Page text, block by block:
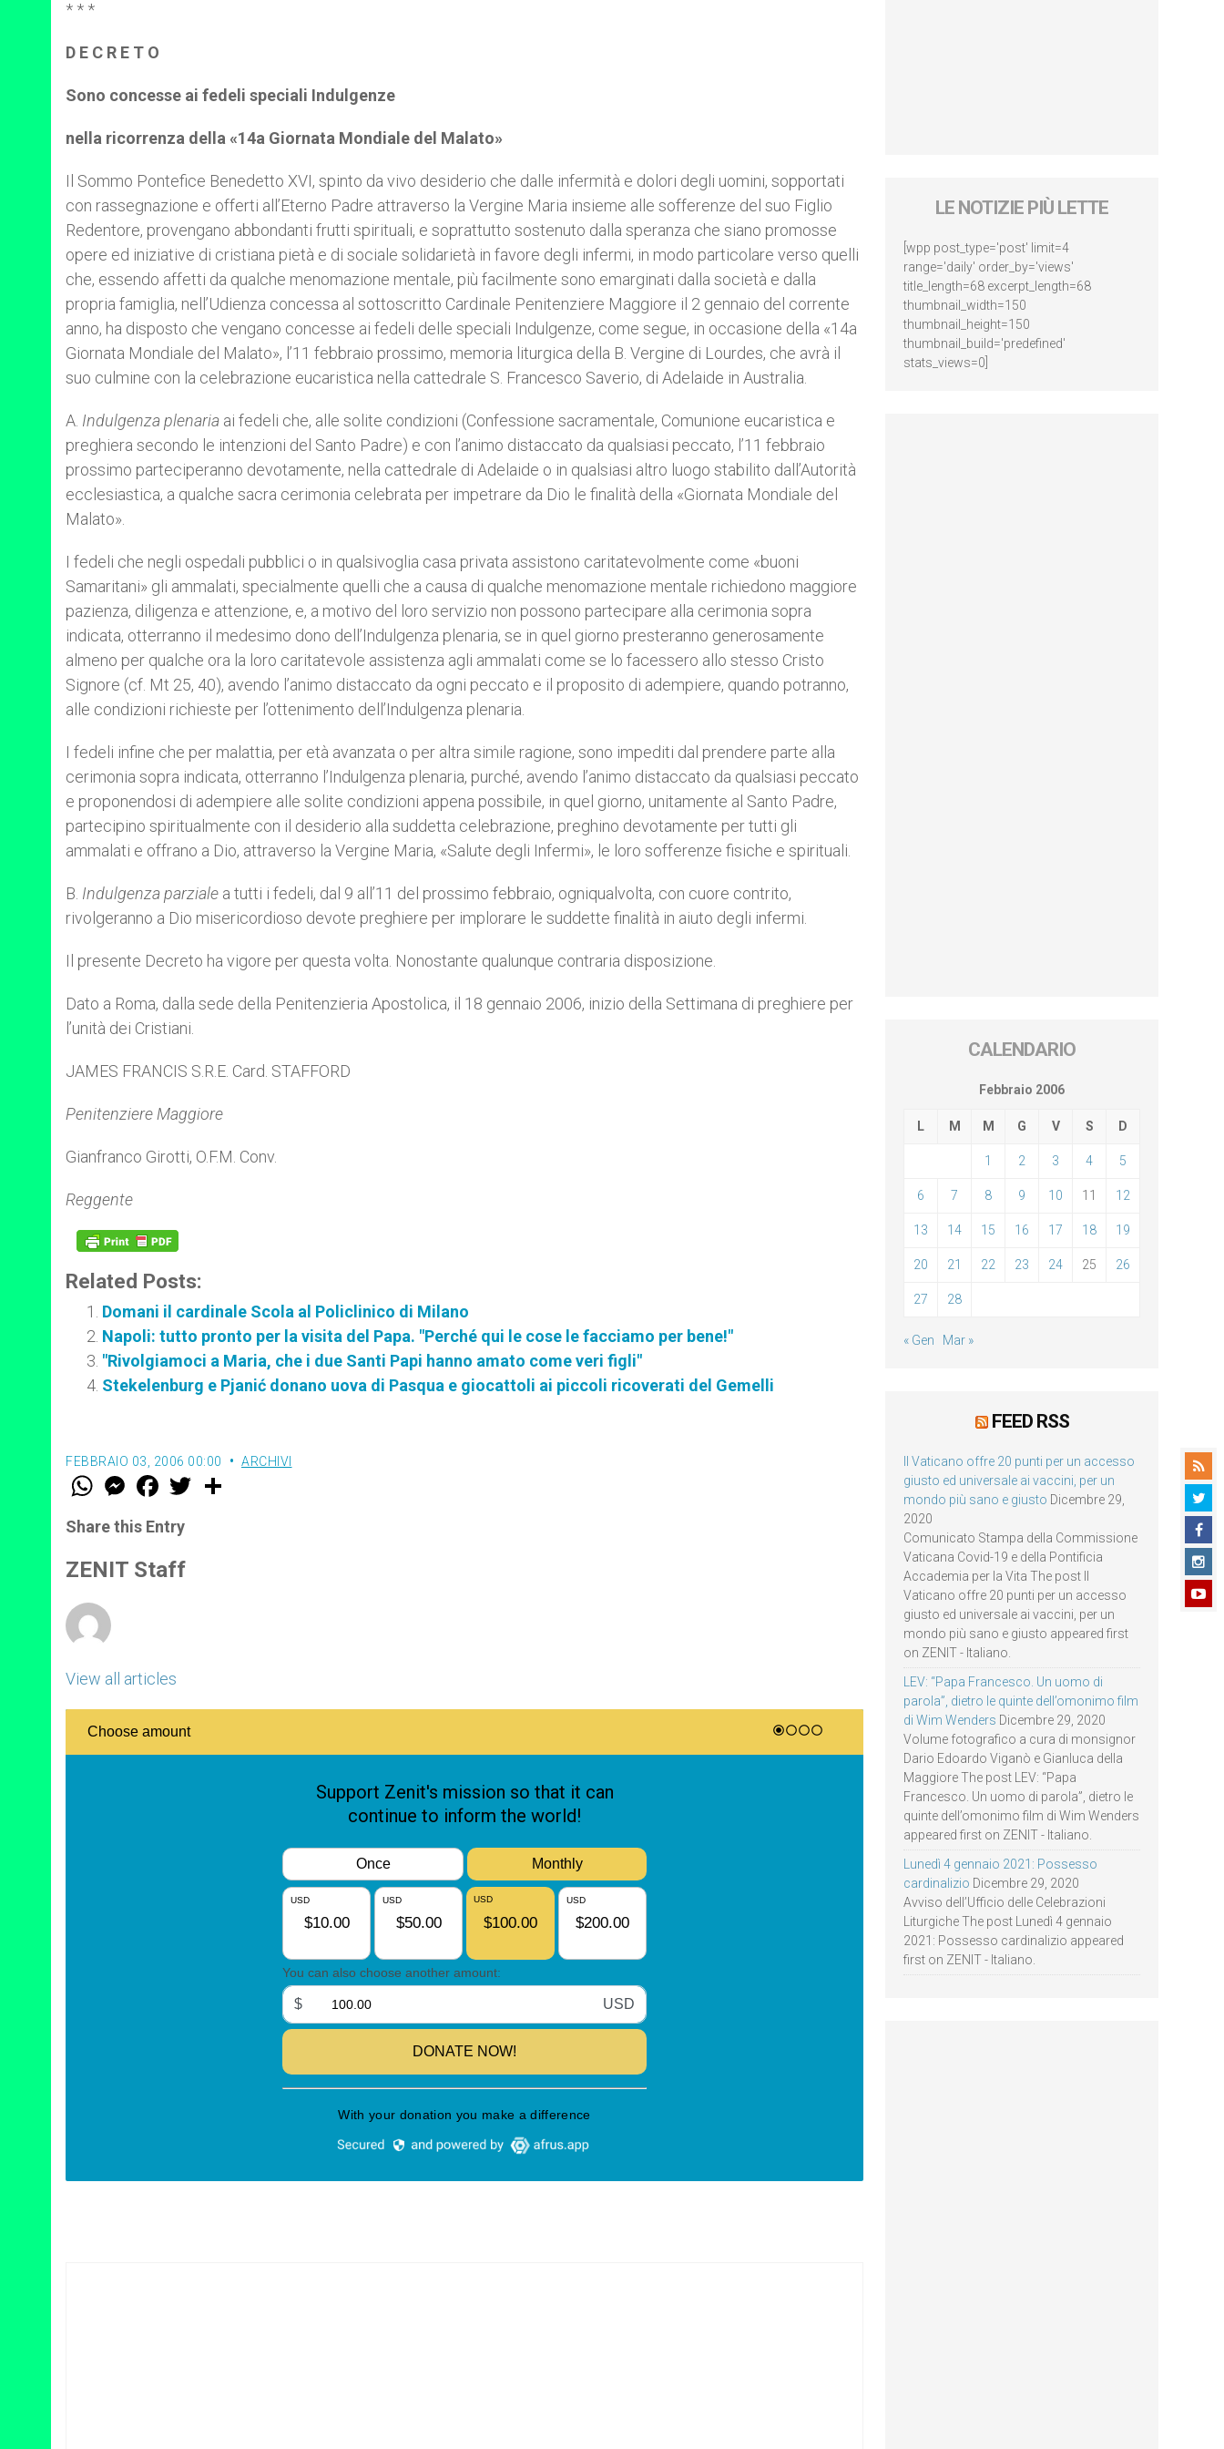
* * *
D E C R E T O
Sono concesse ai fedeli speciali Indulgenze
nella ricorrenza della «14a Giornata Mondiale del Malato»
Il Sommo Pontefice Benedetto XVI, spinto da vivo desiderio che dalle infermità e dolori degli uomini, sopportati
con rassegnazione e offerti all’Eterno Padre attraverso la Vergine Maria insieme alle sofferenze del suo Figlio
Redentore, provengano abbondanti frutti spirituali, e soprattutto sostenuto dalla speranza che siano promosse
opere ed iniziative di cristiana pietà e di sociale solidarietà in favore degli infermi, in modo particolare verso quelli
che, essendo affetti da qualche menomazione mentale, più facilmente sono emarginati dalla società e dalla
propria famiglia, nell’Udienza concessa al sottoscritto Cardinale Penitenziere Maggiore il 2 gennaio del corrente
anno, ha disposto che vengano concesse ai fedeli delle speciali Indulgenze, come segue, in occasione della «14a
Giornata Mondiale del Malato», l’11 febbraio prossimo, memoria liturgica della B. Vergine di Lourdes, che avrà il
suo culmine con la celebrazione eucaristica nella cattedrale S. Francesco Saverio, di Adelaide in Australia.
A. Indulgenza plenaria ai fedeli che, alle solite condizioni (Confessione sacramentale, Comunione eucaristica e
preghiera secondo le intenzioni del Santo Padre) e con l’animo distaccato da qualsiasi peccato, l’11 febbraio
prossimo parteciperanno devotamente, nella cattedrale di Adelaide o in qualsiasi altro luogo stabilito dall’Autorità
ecclesiastica, a qualche sacra cerimonia celebrata per impetrare da Dio le finalità della «Giornata Mondiale del
Malato».
I fedeli che negli ospedali pubblici o in qualsivoglia casa privata assistono caritatevolmente come «buoni
Samaritani» gli ammalati, specialmente quelli che a causa di qualche menomazione mentale richiedono maggiore
pazienza, diligenza e attenzione, e, a motivo del loro servizio non possono partecipare alla cerimonia sopra
indicata, otterranno il medesimo dono dell’Indulgenza plenaria, se in quel giorno presteranno generosamente
almeno per qualche ora la loro caritatevole assistenza agli ammalati come se lo facessero allo stesso Cristo
Signore (cf. Mt 25, 40), avendo l’animo distaccato da ogni peccato e il proposito di adempiere, quando potranno,
alle condizioni richieste per l’ottenimento dell’Indulgenza plenaria.
I fedeli infine che per malattia, per età avanzata o per altra simile ragione, sono impediti dal prendere parte alla
cerimonia sopra indicata, otterranno l’Indulgenza plenaria, purché, avendo l’animo distaccato da qualsiasi peccato
e proponendosi di adempiere alle solite condizioni appena possibile, in quel giorno, unitamente al Santo Padre,
partecipino spiritualmente con il desiderio alla suddetta celebrazione, preghino devotamente per tutti gli
ammalati e offrano a Dio, attraverso la Vergine Maria, «Salute degli Infermi», le loro sofferenze fisiche e spirituali.
B. Indulgenza parziale a tutti i fedeli, dal 9 all’11 del prossimo febbraio, ogniqualvolta, con cuore contrito,
rivolgeranno a Dio misericordioso devote preghiere per implorare le suddette finalità in aiuto degli infermi.
Il presente Decreto ha vigore per questa volta. Nonostante qualunque contraria disposizione.
Dato a Roma, dalla sede della Penitenzieria Apostolica, il 18 gennaio 2006, inizio della Settimana di preghiere per
l’unità dei Cristiani.
JAMES FRANCIS S.R.E. Card. STAFFORD
Penitenziere Maggiore
Gianfranco Girotti, O.F.M. Conv.
Reggente
Related Posts:
Domani il cardinale Scola al Policlinico di Milano
Napoli: tutto pronto per la visita del Papa. "Perché qui le cose le facciamo per bene!"
"Rivolgiamoci a Maria, che i due Santi Papi hanno amato come veri figli"
Stekelenburg e Pjanić donano uova di Pasqua e giocattoli ai piccoli ricoverati del Gemelli
FEBBRAIO 03, 2006 00:00 ARCHIVI
W
t
s
p
p
M
e
s
e
g
e
F
a
e
b
o
k
w
Share this Entry
ZENIT Staff
View all articles
LE NOTIZIE PIÙ LETTE
[wpp post_type='post' limit=4
range='daily' order_by='views'
title_length=68 excerpt_length=68
thumbnail_width=150
thumbnail_height=150
thumbnail_build='predefined'
stats_views=0]
CALENDARIO
Febbraio 2006
L M M G V S D
1 2 3 4 5
6 7 8 9 10 11 12
13 14 15 16 17 18 19
20 21 22 23 24 25 26
27 28
« Gen Mar »
FEED RSS
Il Vaticano offre 20 punti per un accesso
giusto ed universale ai vaccini, per un
mondo più sano e giusto Dicembre 29,
2020
Comunicato Stampa della Commissione
Vaticana Covid-19 e della Pontificia
Accademia per la Vita The post Il
Vaticano offre 20 punti per un accesso
giusto ed universale ai vaccini, per un
mondo più sano e giusto appeared first
on ZENIT - Italiano.
LEV: “Papa Francesco. Un uomo di
parola”, dietro le quinte dell’omonimo film
di Wim Wenders Dicembre 29, 2020
Volume fotografico a cura di monsignor
Dario Edoardo Viganò e Gianluca della
Maggiore The post LEV: “Papa
Francesco. Un uomo di parola”, dietro le
quinte dell’omonimo film di Wim Wenders
appeared first on ZENIT - Italiano.
Lunedì 4 gennaio 2021: Possesso
cardinalizio Dicembre 29, 2020
Avviso dell’Ufficio delle Celebrazioni
Liturgiche The post Lunedì 4 gennaio
2021: Possesso cardinalizio appeared
first on ZENIT - Italiano.